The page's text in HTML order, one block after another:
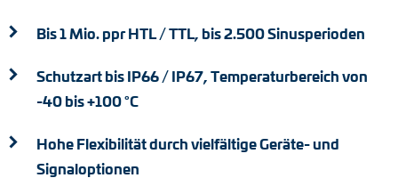
Bis 1 Mio. ppr HTL / TTL, bis 2.500 Sinusperioden
Schutzart bis IP66 / IP67, Temperaturbereich von
-40 bis +100 °C
Hohe Flexibilität durch vielfältige Geräte- und
Signaloptionen